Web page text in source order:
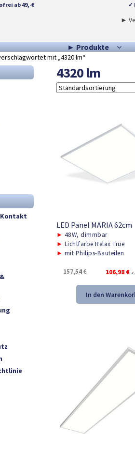
ab 49,-€ ✓
►
► Produkte
mit „4320 lm“
4320 lm
LED Panel MARIA 62cm
► 48W, dimmbar
► Lichtfarbe Relax True
► mit Philips-Bauteilen
157,54€
war:
157,54 €
106,98€
In den